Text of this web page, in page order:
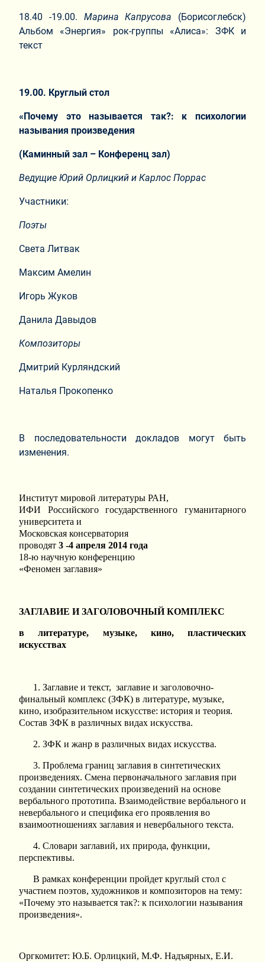
18.40 -19.00. Марина Капрусова (Борисоглебск)
Альбом «Энергия» рок-группы «Алиса»: ЗФК и
текст
19.00. Круглый стол
«Почему это называется так?: к психологии
называния произведения
(Каминный зал – Конференц зал)
Ведущие Юрий Орлицкий и Карлос Поррас
Участники:
Поэты
Света Литвак
Максим Амелин
Игорь Жуков
Данила Давыдов
Композиторы
Дмитрий Курляндский
Наталья Прокопенко
В последовательности докладов могут быть
изменения.
Институт мировой литературы РАН,
ИФИ Российского государственного гуманитарного
университета и
Московская консерватория
проводят 3 -4 апреля 2014 года
18-ю научную конференцию
«Феномен заглавия»
ЗАГЛАВИЕ И ЗАГОЛОВОЧНЫЙ КОМПЛЕКС
в литературе, музыке, кино, пластических
искусствах
1. Заглавие и текст, заглавие и заголовочно-
финальный комплекс (ЗФК) в литературе, музыке,
кино, изобразительном искусстве: история и теория.
Состав ЗФК в различных видах искусства.
2. ЗФК и жанр в различных видах искусства.
3. Проблема границ заглавия в синтетических
произведениях. Смена первоначального заглавия при
создании синтетических произведений на основе
вербального прототипа. Взаимодействие вербального и
невербального и специфика его проявления во
взаимоотношениях заглавия и невербального текста.
4. Словари заглавий, их природа, функции,
перспективы.
В рамках конференции пройдет круглый стол с
участием поэтов, художников и композиторов на тему:
«Почему это называется так?: к психологии называния
произведения».
Оргкомитет: Ю.Б. Орлицкий, М.Ф. Надъярных, Е.И.